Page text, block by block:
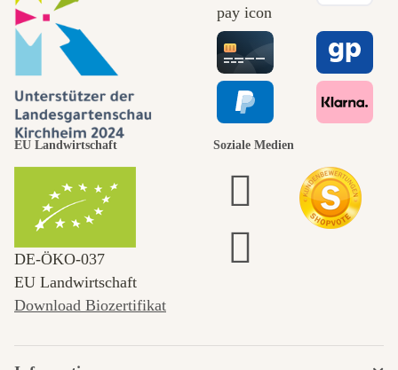
EU Landwirtschaft
DE‑ÖKO‑037
EU Landwirtschaft
Download Biozertifikat
Soziale Medien